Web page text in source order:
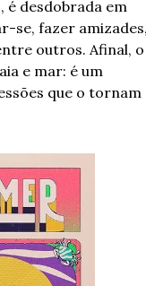
é desdobrada em
se, fazer
outros. Afinal, o
e mar: é um
que o tornam